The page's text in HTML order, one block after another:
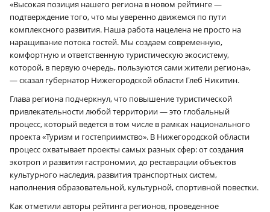
«Высокая позиция нашего региона в новом рейтинге —
подтверждение того, что мы уверенно движемся по пути
комплексного развития. Наша работа нацелена не просто на
наращивание потока гостей. Мы создаем современную,
комфортную и ответственную туристическую экосистему,
которой, в первую очередь, пользуются сами жители региона»,
— сказал губернатор Нижегородской области Глеб Никитин.
Глава региона подчеркнул, что повышение туристической
привлекательности любой территории — это глобальный
процесс, который ведется в том числе в рамках национального
проекта «Туризм и гостеприимство». В Нижегородской области
процесс охватывает проекты самых разных сфер: от создания
экотроп и развития гастрономии, до реставрации объектов
культурного наследия, развития транспортных систем,
наполнения образовательной, культурной, спортивной повестки.
Как отметили авторы рейтинга регионов, проведенное